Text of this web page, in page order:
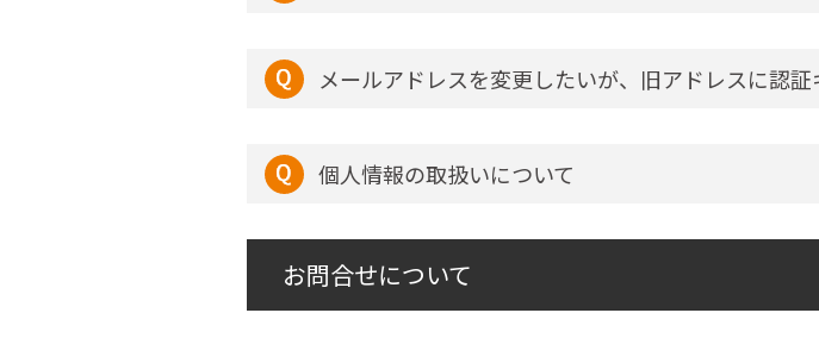
メールアドレスを変更したいが、旧アドレスに認
個人情報の取扱いについて
お問合せについて